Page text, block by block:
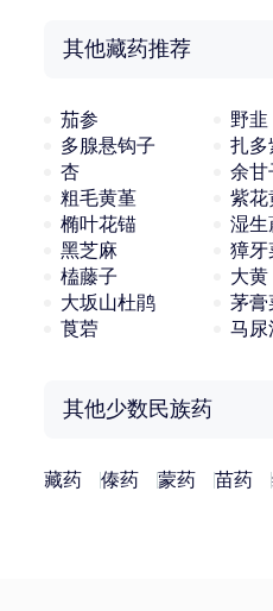
其他藏药推荐
茄参
野韭
多腺悬钩子
扎多
杏
余甘
粗毛黄堇
紫花
椭叶花锚
湿生
黑芝麻
獐牙
榼藤子
大黄
大坂山杜鹃
茅膏
莨菪
马尿
其他少数民族药
藏药 傣药 蒙药 苗药